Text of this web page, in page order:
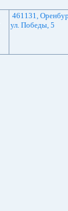
461131,
ул. Победы, 5